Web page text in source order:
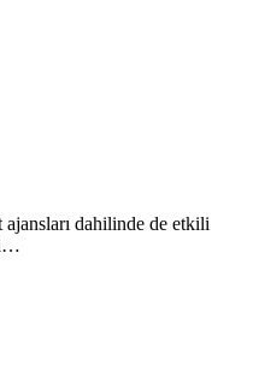
dahilinde de etkili